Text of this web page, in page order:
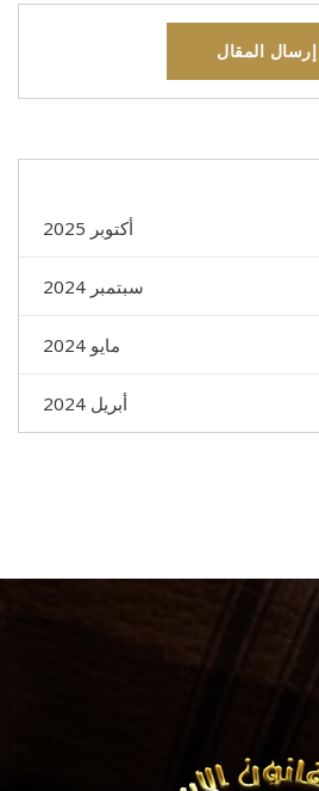
إرسال المقال
أكتوبر 2025
سبتمبر 2024
مايو 2024
أبريل 2024